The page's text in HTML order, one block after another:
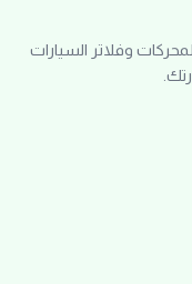
وفلاتر السيارات